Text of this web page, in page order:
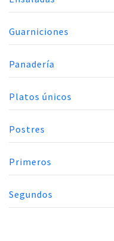
Guarniciones
Panadería
Platos únicos
Postres
Primeros
Segundos